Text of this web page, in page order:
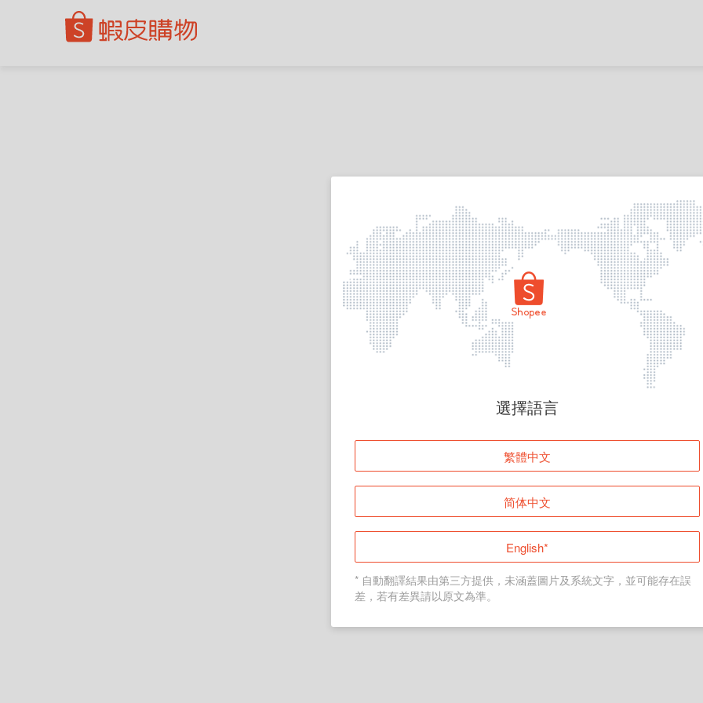
頁面無法顯示
登入
返回首頁
選擇語言
繁體中文
简体中文
English*
* 自動翻譯結果由第三方提供，未涵蓋圖片及系統文字，並可能存在誤
差，若有差異請以原文為準。